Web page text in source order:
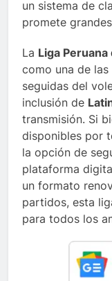
un sistema de
promete
La Liga
como una de
seguidas del
inclusión de
transmisión. Si
disponibles por
la opción de
plataforma
un formato
partidos, esta
para todos los